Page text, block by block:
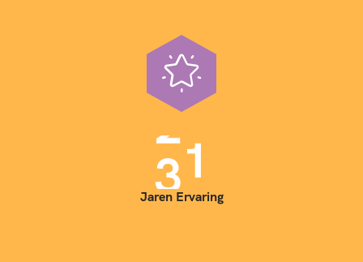
35
Jaren Ervaring